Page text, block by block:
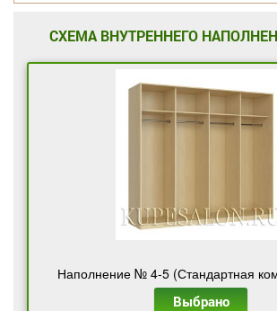
СХЕМА ВНУТРЕННЕГО
Наполнение № 4-5 (Стандартная
Выбрано